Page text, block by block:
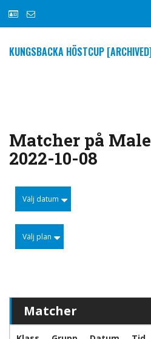
KUNGSBACKA HÖSTCUP
Matcher på
2022-10-08
Välj datum
Välj plan
Matcher